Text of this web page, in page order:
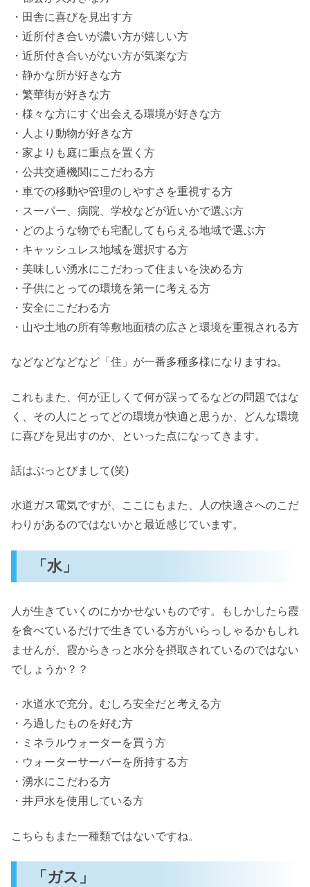
・田舎に喜びを見出す方
・近所付き合いが濃い方が嬉しい方
・近所付き合いがない方が気楽な方
・静かな所が好きな方
・繁華街が好きな方
・様々な方にすぐ出会える環境が好きな方
・人より動物が好きな方
・家よりも庭に重点を置く方
・公共交通機関にこだわる方
・車での移動や管理のしやすさを重視する方
・スーパー、病院、学校などが近いかで選ぶ方
・どのような物でも宅配してもらえる地域で選ぶ方
・キャッシュレス地域を選択する方
・美味しい湧水にこだわって住まいを決める方
・子供にとっての環境を第一に考える方
・安全にこだわる方
・山や土地の所有等敷地面積の広さと環境を重視される方
などなどなどなど「住」が一番多種多様になりますね。
これもまた、何が正しくて何が誤ってるなどの問題ではな
く、その人にとってどの環境が快適と思うか、どんな環境
に喜びを見出すのか、といった点になってきます。
話はぶっとびまして(笑)
水道ガス電気ですが、ここにもまた、人の快適さへのこだ
わりがあるのではないかと最近感じています。
「水」
人が生きていくのにかかせないものです。もしかしたら霞
を食べているだけで生きている方がいらっしゃるかもしれ
ませんが、霞からきっと水分を摂取されているのではない
でしょうか？？
・水道水で充分。むしろ安全だと考える方
・ろ過したものを好む方
・ミネラルウォーターを買う方
・ウォーターサーバーを所持する方
・湧水にこだわる方
・井戸水を使用している方
こちらもまた一種類ではないですね。
「ガス」